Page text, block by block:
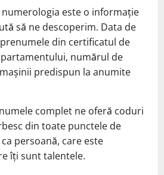
este o informație
să ne descoperim. Data de
din certificatul de
numărul de
predispun la anumite
complet ne oferă coduri
din toate punctele de
persoană, care este
îți sunt talentele.